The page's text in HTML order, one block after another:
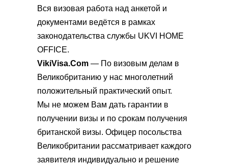
Вся визовая работа над анкетой и
документами ведётся в рамках
законодательства службы UKVI HOME
OFFICE.
VikiVisa.Com — По визовым делам в
Великобританию у нас многолетний
положительный практический опыт.
Мы не можем Вам дать гарантии в
получении визы и по срокам получения
британской визы. Офицер посольства
Великобритании рассматривает каждого
заявителя индивидуально и решение